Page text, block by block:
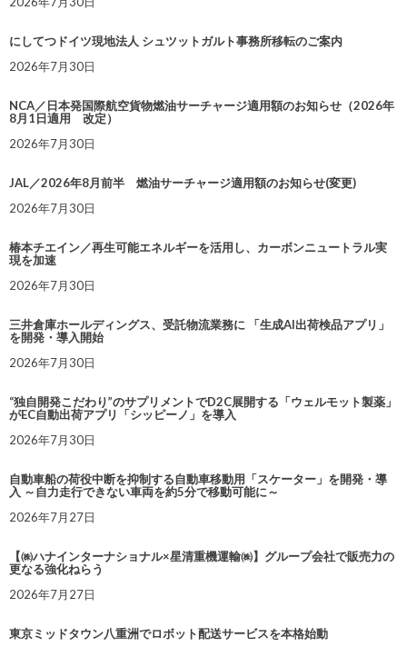
にしてつドイツ現地法人 シュツットガルト事務所移転のご案内
2026年7月30日
NCA／日本発国際航空貨物燃油サーチャージ適用額のお知らせ（2026年
8月1日適用 改定）
2026年7月30日
JAL／2026年8月前半 燃油サーチャージ適用額のお知らせ(変更)
2026年7月30日
椿本チエイン／再生可能エネルギーを活用し、カーボンニュートラル実
現を加速
2026年7月30日
三井倉庫ホールディングス、受託物流業務に 「生成AI出荷検品アプリ」
を開発・導入開始
2026年7月30日
“独自開発こだわり”のサプリメントでD2C展開する「ウェルモット製薬」
がEC自動出荷アプリ「シッピーノ」を導入
2026年7月30日
自動車船の荷役中断を抑制する自動車移動用「スケーター」を開発・導
入 ～自力走行できない車両を約5分で移動可能に～
2026年7月27日
【㈱ハナインターナショナル×星清重機運輸㈱】グループ会社で販売力の
更なる強化ねらう
2026年7月27日
東京ミッドタウン八重洲でロボット配送サービスを本格始動